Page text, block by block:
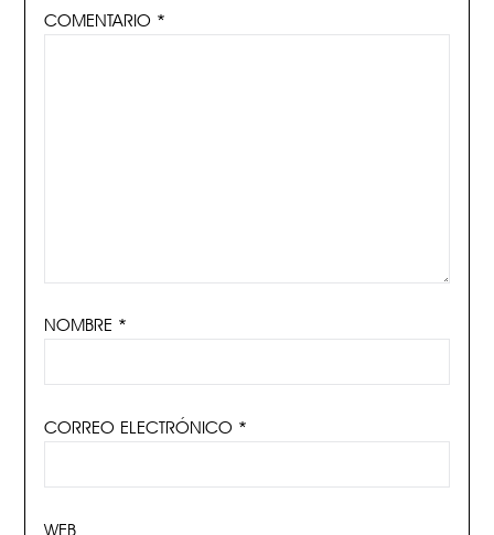
COMENTARIO *
NOMBRE *
CORREO ELECTRÓNICO *
WEB